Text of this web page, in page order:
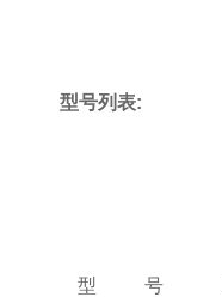
型号列表:
型 号